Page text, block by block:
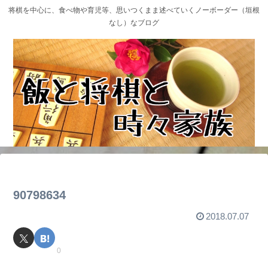
将棋を中心に、食べ物や育児等、思いつくまま述べていくノーボーダー（垣根
なし）なブログ
90798634
2018.07.07
0